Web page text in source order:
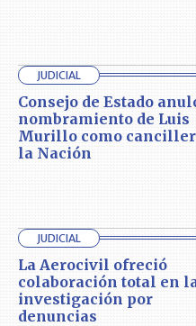
JUDICIAL
Consejo de Estado
nombramiento de Luis
Murillo como canciller
la Nación
JUDICIAL
La Aerocivil ofreció
colaboración total en
investigación por
denuncias